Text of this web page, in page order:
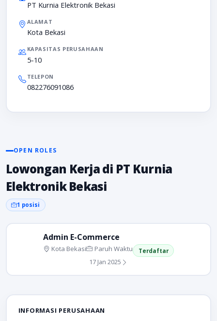
PT Kurnia Elektronik Bekasi
ALAMAT
Kota Bekasi
KAPASITAS PERUSAHAAN
5-10
TELEPON
082276091086
OPEN ROLES
Lowongan Kerja di PT Kurnia
Elektronik Bekasi
1 posisi
Admin E-Commerce
Kota Bekasi Paruh Waktu Terdaftar
17 Jan 2025
INFORMASI PERUSAHAAN